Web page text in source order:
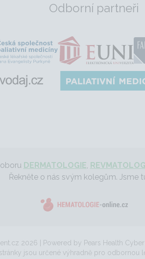
Odborní partneři
DERMATOLOGIE,
Řekněte o nás svým kolegům. Jsme
2026 | Powered by Pears Health Cyber
jsou určené výhradně pro odbornou